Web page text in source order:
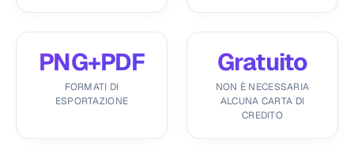
PNG+PDF
FORMATI DI
ESPORTAZIONE
Gratuito
NON È NECESSARIA
ALCUNA CARTA DI
CREDITO